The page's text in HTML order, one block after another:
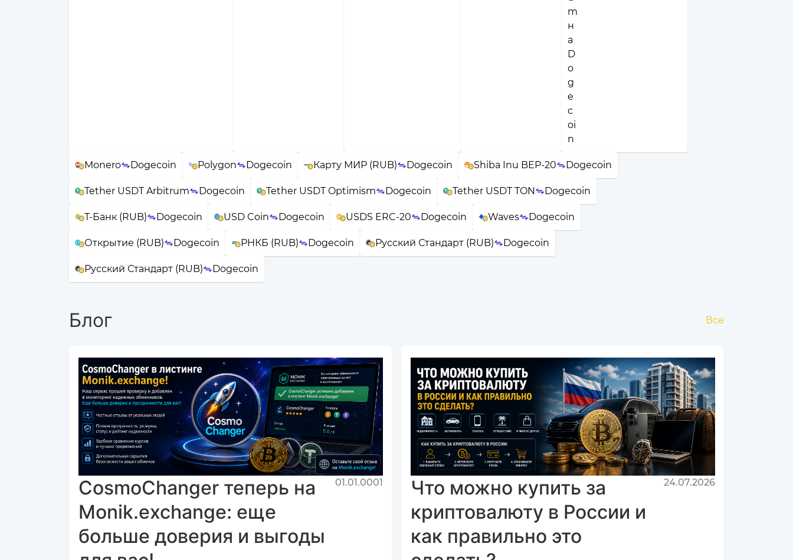
Monero Dogecoin Polygon Dogecoin Карту МИР (RUB) Dogecoin Shiba Inu BEP-20 Dogecoin
Tether USDT Arbitrum Dogecoin Tether USDT Optimism Dogecoin Tether USDT TON Dogecoin
Т-Банк (RUB) Dogecoin USD Coin Dogecoin USDS ERC-20 Dogecoin Waves Dogecoin
Открытие (RUB) Dogecoin РНКБ (RUB) Dogecoin Русский Стандарт (RUB) Dogecoin
Русский Стандарт (RUB) Dogecoin
Блог Все
CosmoChanger теперь на
Monik.exchange: еще
больше доверия и выгоды
01.01.0001
Что можно купить за
криптовалюту в России и
как правильно это
24.07.2026